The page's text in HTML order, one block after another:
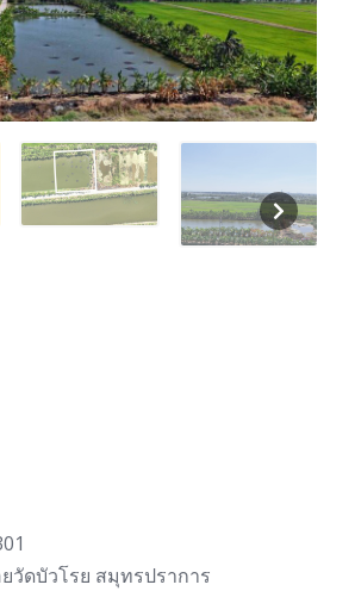
วัดบัวโรย สมุทรปราการ